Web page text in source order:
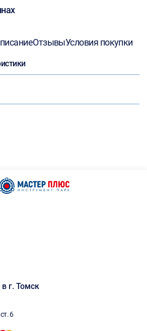
ОтзывыУсловия покупки
г. Томск
6